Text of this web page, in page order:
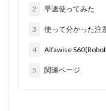
2 早速使ってみた
3 使って分かった注
4 Alfawise
5 関連ページ